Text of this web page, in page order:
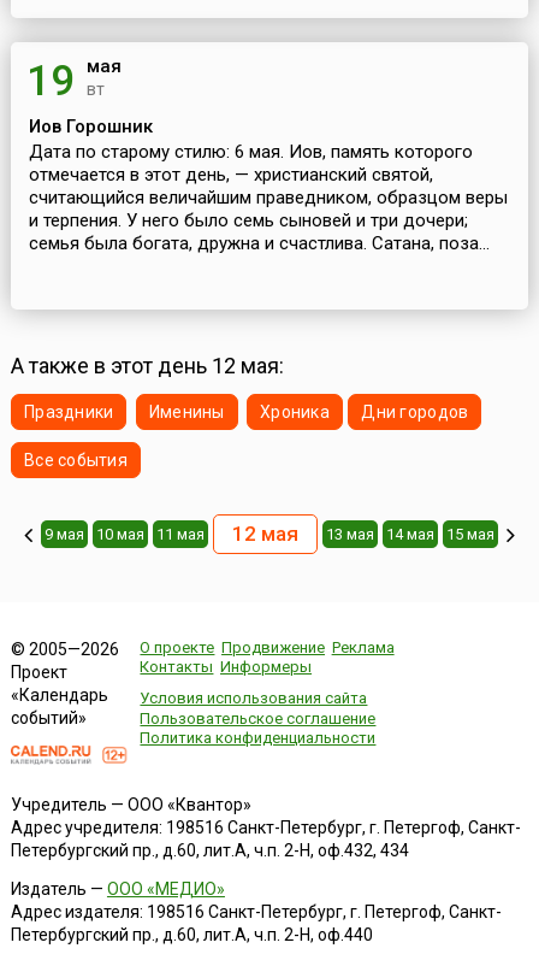
19 мая
вт
Иов Горошник
Дата по старому стилю: 6 мая. Иов, память которого
отмечается в этот день, — христианский святой,
считающийся величайшим праведником, образцом веры
и терпения. У него было семь сыновей и три дочери;
семья была богата, дружна и счастлива. Сатана, поза...
А также в этот день 12 мая:
Праздники Именины Хроника Дни городов
Все события
9 мая 10 мая 11 мая 12 мая 13 мая 14 мая 15 мая
© 2005—2026
Проект
«Календарь
событий»
О проекте Продвижение Реклама
Контакты Информеры
Условия использования сайта
Пользовательское соглашение
Политика конфиденциальности
Учредитель — ООО «Квантор»
Адрес учредителя: 198516 Санкт-Петербург, г. Петергоф, Санкт-
Петербургский пр., д.60, лит.А, ч.п. 2-Н, оф.432, 434
Издатель — ООО «МЕДИО»
Адрес издателя: 198516 Санкт-Петербург, г. Петергоф, Санкт-
Петербургский пр., д.60, лит.А, ч.п. 2-Н, оф.440